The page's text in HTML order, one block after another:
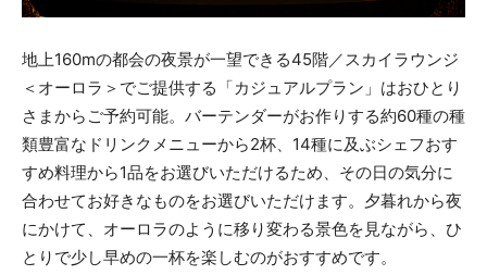
地上160mの都会の夜景が一望できる45階／スカイラウンジ
＜オーロラ＞でご提供する「カジュアルプラン」はおひとり
さまからご予約可能。バーテンダーがお作りする約60種の種
類豊富なドリンクメニューから2杯、14種に及ぶシェフおす
すめ料理から1品をお選びいただけるため、その日の気分に
合わせてお好きなものをお選びいただけます。夕暮れから夜
にかけて、オーロラのように移り変わる景色を見ながら、ひ
とりで少し早めの一杯を楽しむのがおすすめです。